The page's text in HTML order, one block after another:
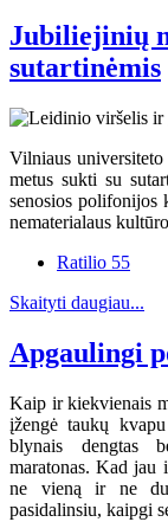
Jubiliejinių
sutartinėmis
Vilniaus
metus sukti su
senosios polifonijos
nematerialaus
Ratilio 55
Skaityti daugiau...
Apgaulingi
Kaip ir kiekvienais
įžengė taukų
blynais dengtas
maratonas. Kad jau
ne vieną ir ne du
pasidalinsiu, kaipgi